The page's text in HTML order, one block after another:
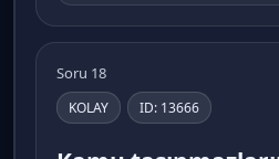
Soru 18
KOLAY ID: 13666